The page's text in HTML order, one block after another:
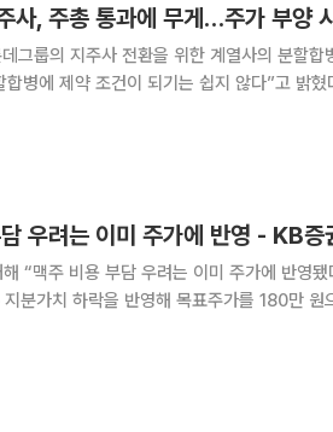
사, 주총 통과에 무게…주가 부양
그룹의 지주사 전환을 위한 계열사의 분할
기는 쉽지 않다”고 밝혔다. 윤태호 한국투자증권 연구원은 28일 “보수적으로
우려는 이미 주가에 반영 - KB증
“맥주 비용 부담 우려는 이미 주가에 반영
을 반영해 목표주가를 180만 원으로 하향 조정했다. 박애란 KB